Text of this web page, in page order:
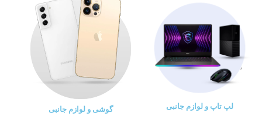
لپ تاپ و لوازم جانبی گوشی و لوازم جانبی